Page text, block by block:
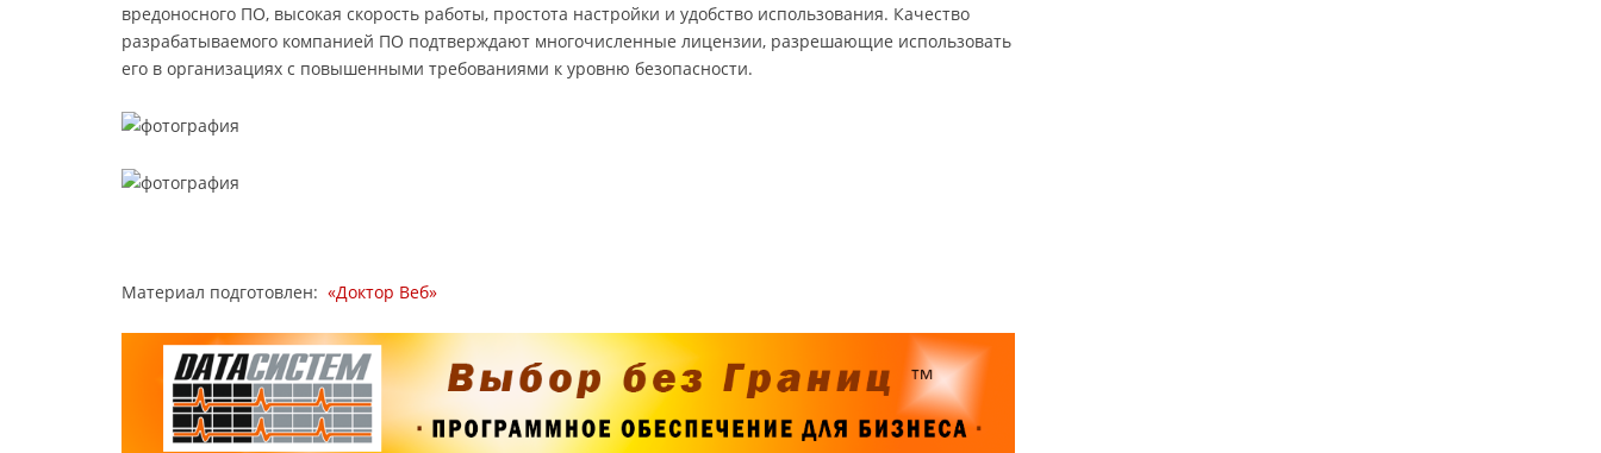
вредоносного ПО, высокая скорость работы, простота настройки и удобство использования. Качество
разрабатываемого компанией ПО подтверждают многочисленные лицензии, разрешающие использовать
его в организациях с повышенными требованиями к уровню безопасности.
Материал подготовлен: «Доктор Веб»